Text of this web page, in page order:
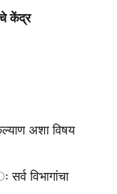
केंद्र
अशा विषय
विभागांचा